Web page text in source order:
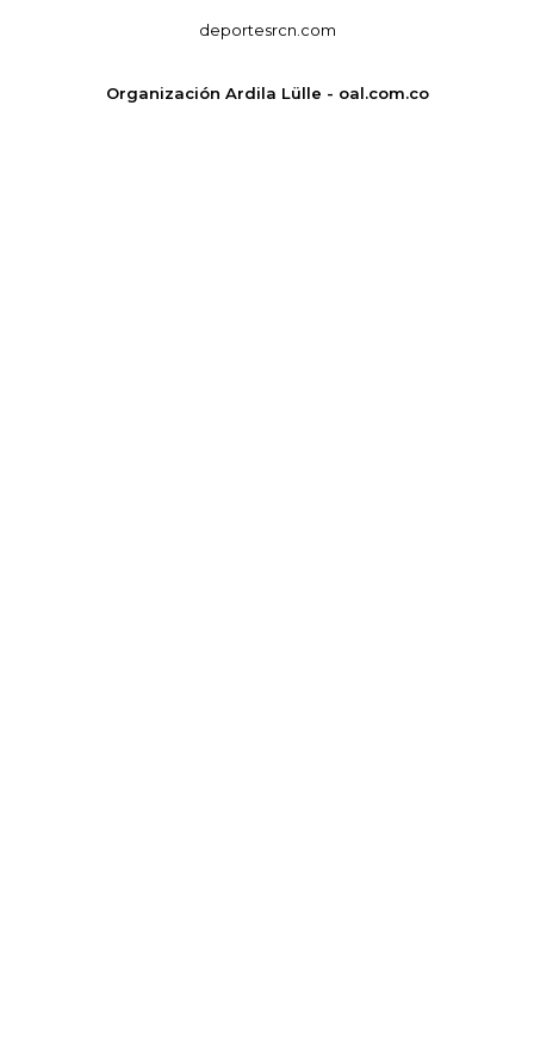
deportesrcn.com
Organización Ardila Lülle - oal.com.co